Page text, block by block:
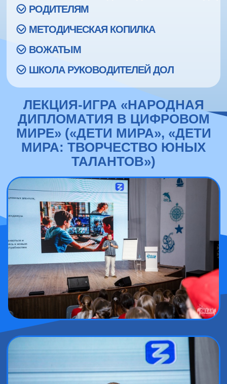
РОДИТЕЛЯМ
МЕТОДИЧЕСКАЯ КОПИЛКА
ВОЖАТЫМ
ШКОЛА РУКОВОДИТЕЛЕЙ ДОЛ
ЛЕКЦИЯ-ИГРА «НАРОДНАЯ
ДИПЛОМАТИЯ В ЦИФРОВОМ
МИРЕ» («ДЕТИ МИРА», «ДЕТИ
МИРА: ТВОРЧЕСТВО ЮНЫХ
ТАЛАНТОВ»)